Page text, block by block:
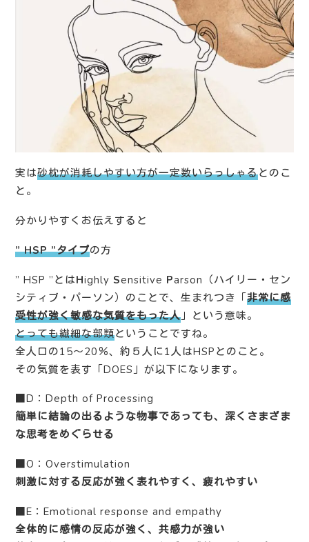
実は砂枕が消耗しやすい方が一定数いらっしゃるとのこ
と。
分かりやすくお伝えすると
” HSP ”タイプの方
” HSP ”とはHighly Sensitive Parson（ハイリー・セン
シティブ・パーソン）のことで、生まれつき「非常に感
受性が強く敏感な気質をもった人 」という意味。
とっても繊細な部類ということですね。
全人口の15〜20％、約５人に1人はHSPとのこと。
その気質を表す「DOES」が以下になります。
■D：Depth of Processing
簡単に結論の出るような物事であっても、深くさまざま
な思考をめぐらせる
■O：Overstimulation
刺激に対する反応が強く表れやすく、疲れやすい
■E：Emotional response and empathy
全体的に感情の反応が強く、共感力が強い